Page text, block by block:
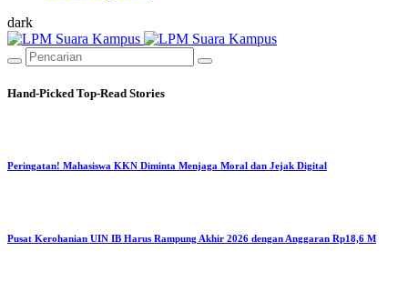
dark
Hand-Picked Top-Read Stories
Peringatan! Mahasiswa KKN Diminta Menjaga Moral dan Jejak Digital
Pusat Kerohanian UIN IB Harus Rampung Akhir 2026 dengan Anggaran Rp18,6 M